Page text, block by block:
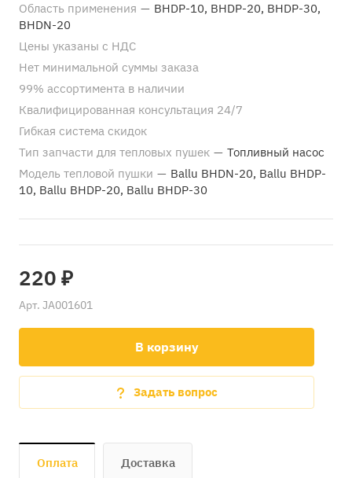
Область применения — BHDP-10, BHDP-20, BHDP-30,
BHDN-20
Цены указаны с НДС
Нет минимальной суммы заказа
99% ассортимента в наличии
Квалифицированная консультация 24/7
Гибкая система скидок
Тип запчасти для тепловых пушек — Топливный насос
Модель тепловой пушки — Ballu BHDN-20, Ballu BHDP-
10, Ballu BHDP-20, Ballu BHDP-30
220 ₽
Арт. JA001601
В корзину
Задать вопрос
Оплата Доставка